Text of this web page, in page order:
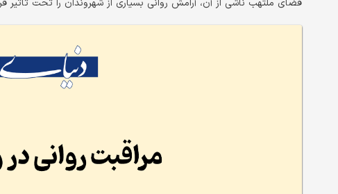
فضای ملتهب ناشی از آن، آرامش روانی بسیاری از شهروندان را تحت تاثیر